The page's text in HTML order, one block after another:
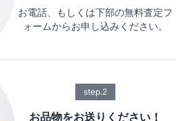
お電話、もしくは下部の無料査定フ
ォームからお申し込みください。
step.2
お品物をお送りください！